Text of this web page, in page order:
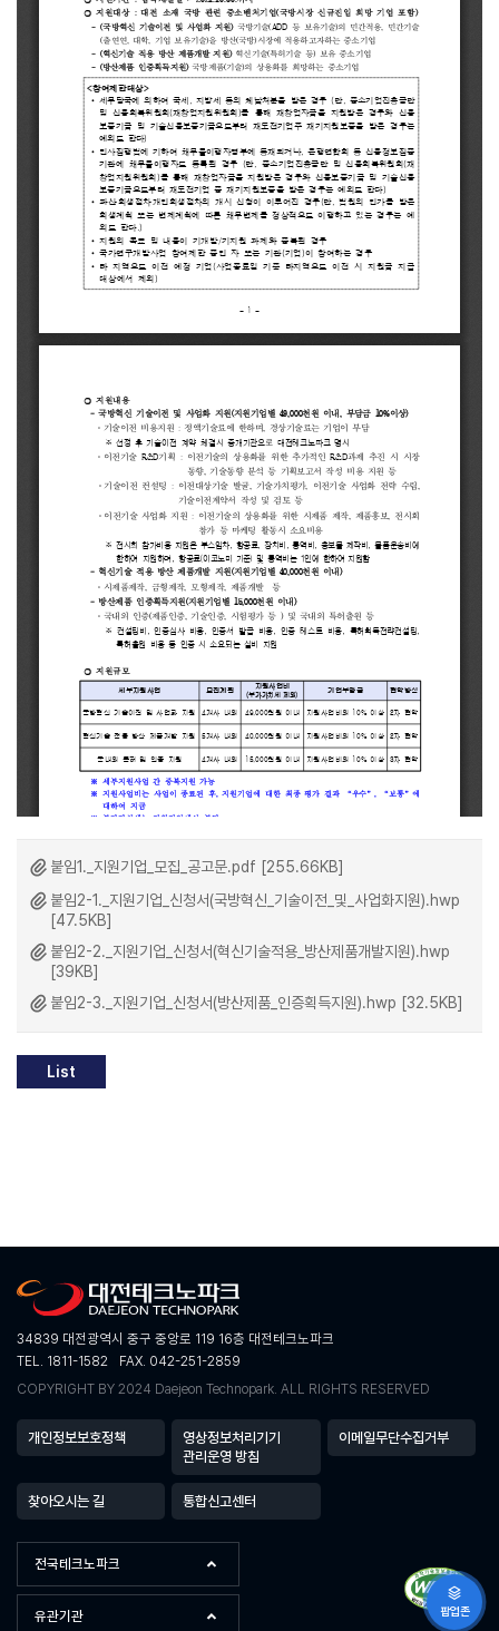
붙임1._지원기업_모집_공고문.pdf [255.66KB]
붙임2-1._지원기업_신청서(국방혁신_기술이전_및_사업화지원).hwp
[47.5KB]
붙임2-2._지원기업_신청서(혁신기술적용_방산제품개발지원).hwp
[39KB]
붙임2-3._지원기업_신청서(방산제품_인증획득지원).hwp [32.5KB]
List
34839 대전광역시 중구 중앙로 119 16층 대전테크노파크
TEL. 1811-1582
FAX. 042-251-2859
COPYRIGHT BY 2024 Daejeon Technopark. ALL RIGHTS RESERVED
전국테크노파크
유관기관
개인정보보호정책
영상정보처리기기
관리운영 방침
이메일무단수집거부
찾아오시는 길 통합신고센터
팝업존